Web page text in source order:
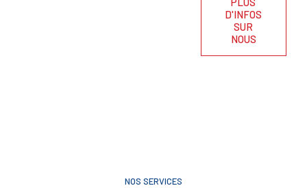
D'INFOS
SUR
NOUS
NOS SERVICES